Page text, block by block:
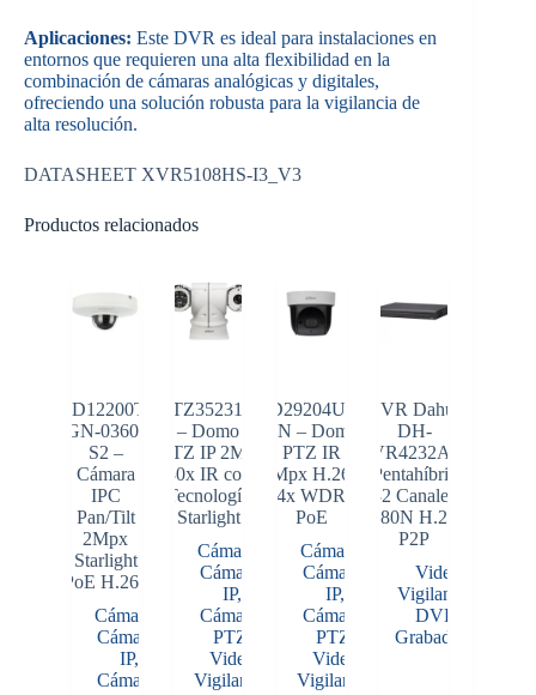
Aplicaciones: Este DVR es ideal para instalaciones en
entornos que requieren una alta flexibilidad en la
combinación de cámaras analógicas y digitales,
ofreciendo una solución robusta para la vigilancia de
alta resolución.
DATASHEET XVR5108HS-I3_V3
Productos relacionados
SD12200T-
GN-0360-
S2 –
Cámara
IPC
Pan/Tilt
2Mpx
Starlight
PoE H.265
Cámaras
Cámaras
IP,
Cámaras
PTZ35231X
– Domo
PTZ IP 2MP
30x IR con
Tecnología
Starlight
Cámaras
Cámaras
IP,
Cámaras
PTZ
Video
Vigilancia
SD29204UE-
GN – Domo
PTZ IR
2Mpx H.265
4x WDR
PoE
Cámaras
Cámaras
IP,
Cámaras
PTZ
Video
Vigilancia
DVR Dahua
DH-
XVR4232AN-
I Pentahíbrido
32 Canales
1080N H.265
P2P
Video
Vigilancia
DVR
Grabadores